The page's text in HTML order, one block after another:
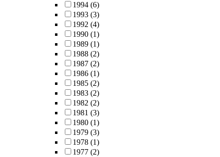
1994 (6)
1993 (3)
1992 (4)
1990 (1)
1989 (1)
1988 (2)
1987 (2)
1986 (1)
1985 (2)
1983 (2)
1982 (2)
1981 (3)
1980 (1)
1979 (3)
1978 (1)
1977 (2)